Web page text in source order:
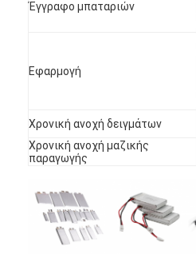
Γύρος εργοστασίων
Ειδήσεις
Συνομιλία τώρα
μπαταρία λίθιου lifepo4
Έγγραφο μπαταριών
Εφαρμογή
Χρονική ανοχή δειγμάτων
Χρονική ανοχή μαζικής
παραγωγής